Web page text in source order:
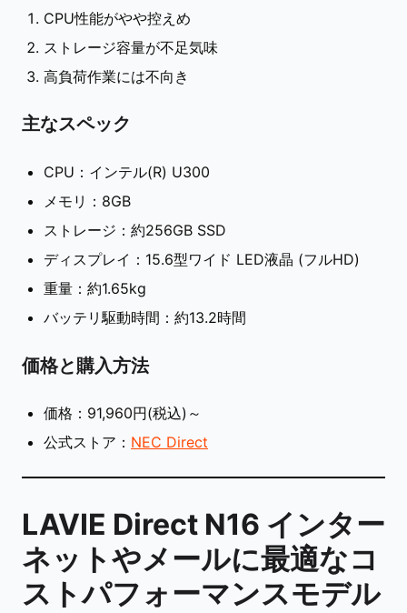
CPU性能がやや控えめ
ストレージ容量が不足気味
高負荷作業には不向き
主なスペック
CPU：インテル(R) U300
メモリ：8GB
ストレージ：約256GB SSD
ディスプレイ：15.6型ワイド LED液晶 (フルHD)
重量：約1.65kg
バッテリ駆動時間：約13.2時間
価格と購入方法
価格：91,960円(税込)～
公式ストア： NEC Direct
LAVIE Direct N16 インター
ネットやメールに最適なコ
ストパフォーマンスモデル